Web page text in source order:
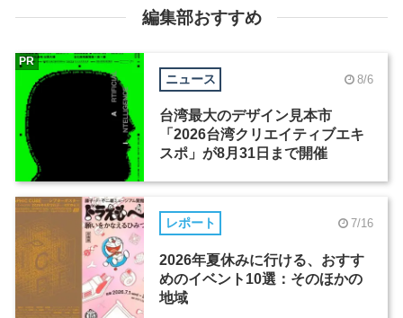
編集部おすすめ
ニュース 8/6
台湾最大のデザイン見本市
「2026台湾クリエイティブエキ
スポ」が8月31日まで開催
PR
レポート 7/16
2026年夏休みに行ける、おすす
めのイベント10選：そのほかの
地域